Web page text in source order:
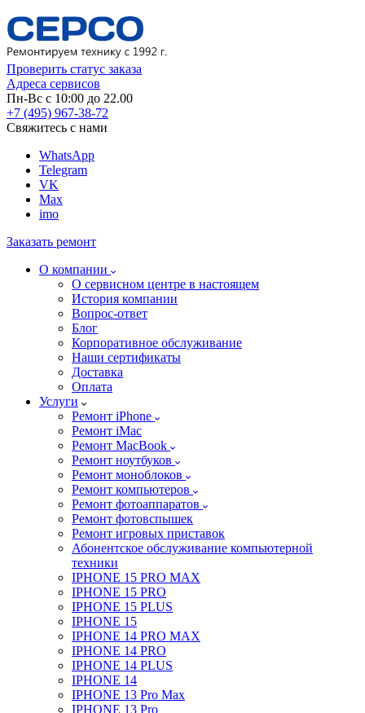
Проверить статус заказа
Адреса сервисов
Пн-Вс с 10:00 до 22.00
+7 (495) 967-38-72
Свяжитесь с нами
WhatsApp
Telegram
VK
Max
imo
Заказать ремонт
О компании
О сервисном центре в настоящем
История компании
Вопрос-ответ
Блог
Корпоративное обслуживание
Наши сертификаты
Доставка
Оплата
Услуги
Ремонт iPhone
Ремонт iMac
Ремонт MacBook
Ремонт ноутбуков
Ремонт моноблоков
Ремонт компьютеров
Ремонт фотоаппаратов
Ремонт фотовспышек
Ремонт игровых приставок
Абонентское обслуживание компьютерной
техники
IPHONE 15 PRO MAX
IPHONE 15 PRO
IPHONE 15 PLUS
IPHONE 15
IPHONE 14 PRO MAX
IPHONE 14 PRO
IPHONE 14 PLUS
IPHONE 14
IPHONE 13 Pro Max
IPHONE 13 Pro